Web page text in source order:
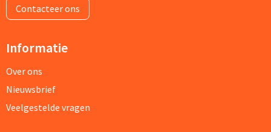
Contacteer ons
Informatie
Over ons
Nieuwsbrief
Veelgestelde vragen